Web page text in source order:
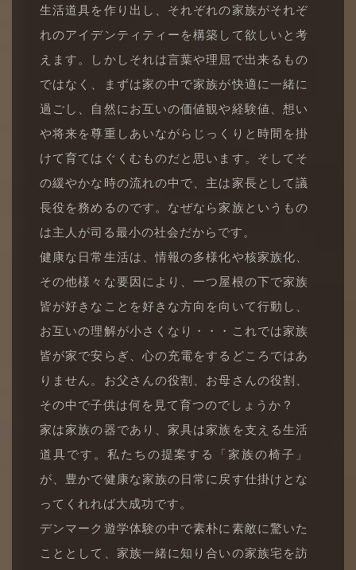
生活道具を作り出し、それぞれの家族がそれぞ
れのアイデンティティーを構築して欲しいと考
えます。しかしそれは言葉や理屈で出来るもの
ではなく、まずは家の中で家族が快適に一緒に
過ごし、自然にお互いの価値観や経験値、想い
や将来を尊重しあいながらじっくりと時間を掛
けて育てはぐくむものだと思います。そしてそ
の緩やかな時の流れの中で、主は家長として議
長役を務めるのです。なぜなら家族というもの
は主人が司る最小の社会だからです。
健康な日常生活は、情報の多様化や核家族化、
その他様々な要因により、一つ屋根の下で家族
皆が好きなことを好きな方向を向いて行動し、
お互いの理解が小さくなり・・・これでは家族
皆が家で安らぎ、心の充電をするどころではあ
りません。お父さんの役割、お母さんの役割、
その中で子供は何を見て育つのでしょうか？
家は家族の器であり、家具は家族を支える生活
道具です。私たちの提案する「家族の椅子」
が、豊かで健康な家族の日常に戻す仕掛けとな
ってくれれば大成功です。
デンマーク遊学体験の中で素朴に素敵に驚いた
こととして、家族一緒に知り合いの家族宅を訪